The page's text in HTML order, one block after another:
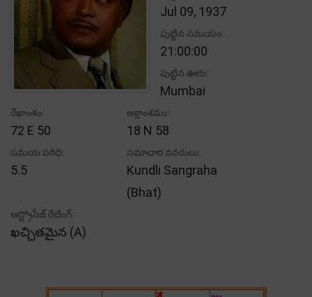
Jul 09, 1937
పుట్టిన సమయం:
21:00:00
పుట్టిన ఊరు:
Mumbai
రేఖాంశం:
72 E 50
అక్షాంశము:
18 N 58
సమయ పరిధి:
5.5
సమాచార వనరులు:
Kundli Sangraha
(Bhat)
ఆస్ట్రోసేజ్ రేటింగ్:
ఖచ్చితమైన (A)